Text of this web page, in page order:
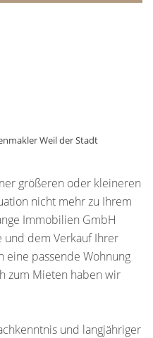
Weil der Stadt
größeren oder kleineren
nicht mehr zu Ihrem
Immobilien GmbH
und dem Verkauf Ihrer
passende Wohnung
zum Mieten haben wir
und langjähriger